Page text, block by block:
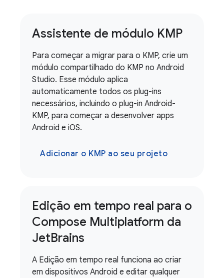
Assistente de módulo KMP
Para começar a migrar para o KMP, crie um
módulo compartilhado do KMP no Android
Studio. Esse módulo aplica
automaticamente todos os plug-ins
necessários, incluindo o plug-in Android-
KMP, para começar a desenvolver apps
Android e iOS.
Adicionar o KMP ao seu projeto
Edição em tempo real para o
Compose Multiplatform da
JetBrains
A Edição em tempo real funciona ao criar
em dispositivos Android e editar qualquer